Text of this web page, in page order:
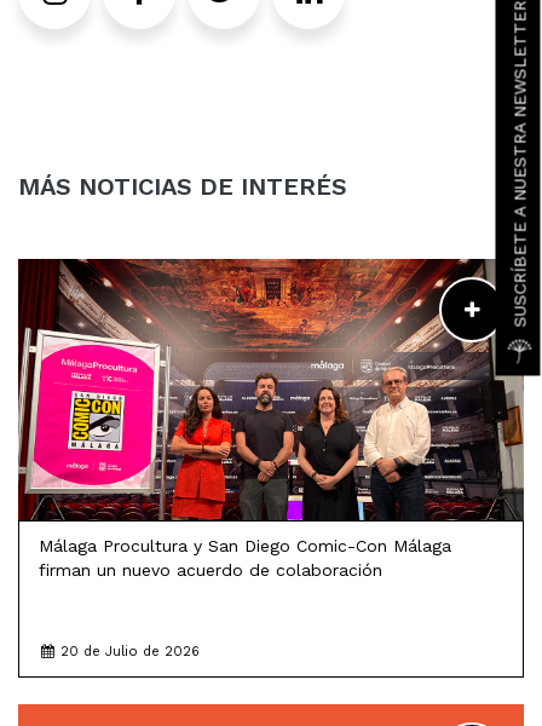
SUSCRÍBETE A NUESTRA NEWSLETTER
MÁS NOTICIAS DE INTERÉS
Málaga Procultura y San Diego Comic-Con Málaga
firman un nuevo acuerdo de colaboración
20 de Julio de 2026
LEER MÁS